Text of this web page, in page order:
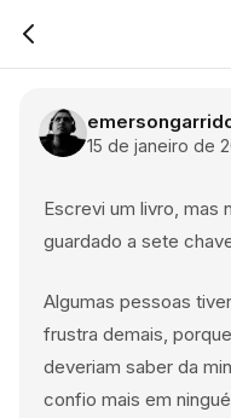
15 de janeiro de
Escrevi um livro, mas
guardado a sete
Algumas pessoas
frustra demais,
deveriam saber da
confio mais em